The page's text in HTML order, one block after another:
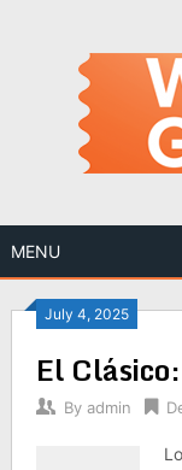
MENU
July 4, 2025
El
By admin
Posts
navigation